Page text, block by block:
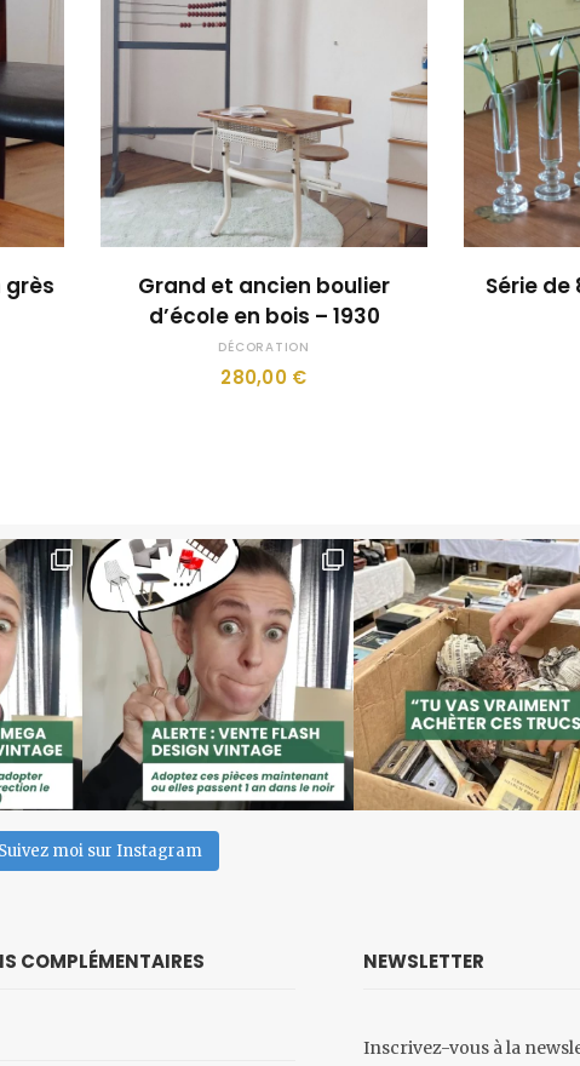
grès
Grand et ancien boulier
d’école en bois – 1930
DÉCORATION
280,00 €
Série de
Suivez moi sur Instagram
COMPLÉMENTAIRES NEWSLETTER
Inscrivez-vous à la